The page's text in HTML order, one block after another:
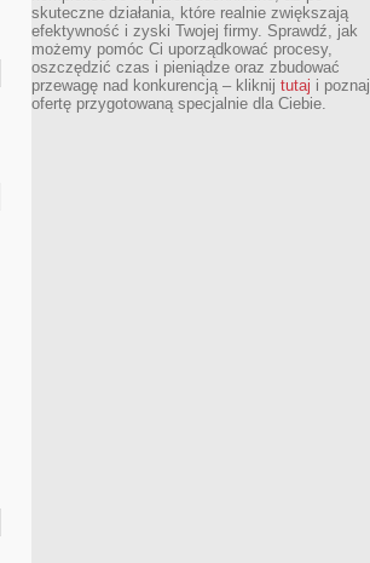
skuteczne działania, które realnie zwiększają
efektywność i zyski Twojej firmy. Sprawdź, jak
możemy pomóc Ci uporządkować procesy,
oszczędzić czas i pieniądze oraz zbudować
przewagę nad konkurencją – kliknij tutaj i poznaj
ofertę przygotowaną specjalnie dla Ciebie.